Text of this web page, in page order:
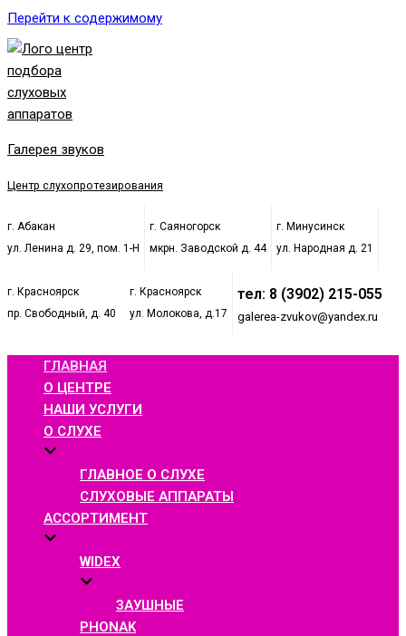
Перейти к содержимому
Галерея звуков
Центр слухопротезирования
г. Абакан
ул. Ленина д. 29, пом. 1-Н
г. Саяногорск
мкрн. Заводской д. 44
г. Минусинск
ул. Народная д. 21
г. Красноярск
пр. Свободный, д. 40
г. Красноярск
ул. Молокова, д.17
тел: 8 (3902) 215-055
galerea-zvukov@yandex.ru
ГЛАВНАЯ
О ЦЕНТРЕ
НАШИ УСЛУГИ
О СЛУХЕ
ГЛАВНОЕ О СЛУХЕ
СЛУХОВЫЕ АППАРАТЫ
АССОРТИМЕНТ
WIDEX
ЗАУШНЫЕ
PHONAK